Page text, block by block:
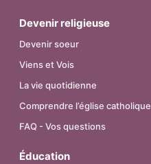
Devenir religieuse
Devenir soeur
Viens et Vois
La vie quotidienne
Comprendre l’église catholique
FAQ - Vos questions
Éducation